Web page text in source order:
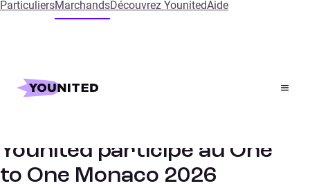
ParticuliersMarchandsDécouvrez YounitedAide
Accueil Events
Younited participe au One
to One Monaco 2026